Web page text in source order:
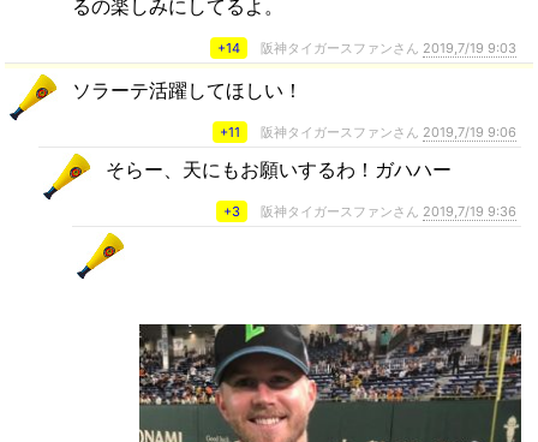
るの楽しみにしてるよ。
+14 阪神タイガースファンさん 2019,7/19 9:03
ソラーテ活躍してほしい！
+11 阪神タイガースファンさん 2019,7/19 9:06
そらー、天にもお願いするわ！ガハハー
+3 阪神タイガースファンさん 2019,7/19 9:36